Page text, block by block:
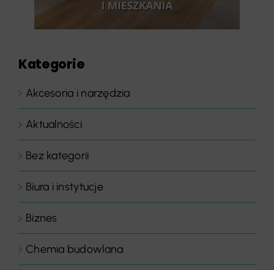
Kategorie
Akcesoria i narzędzia
Aktualności
Bez kategorii
Biura i instytucje
Biznes
Chemia budowlana